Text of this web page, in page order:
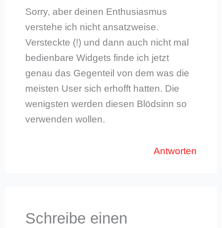
Sorry, aber deinen Enthusiasmus
verstehe ich nicht ansatzweise.
Versteckte (!) und dann auch nicht mal
bedienbare Widgets finde ich jetzt
genau das Gegenteil von dem was die
meisten User sich erhofft hatten. Die
wenigsten werden diesen Blödsinn so
verwenden wollen.
Antworten
Schreibe einen